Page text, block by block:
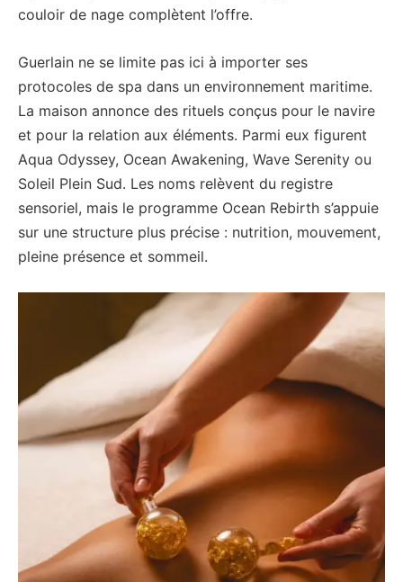
couloir de nage complètent l’offre.
Guerlain ne se limite pas ici à importer ses
protocoles de spa dans un environnement maritime.
La maison annonce des rituels conçus pour le navire
et pour la relation aux éléments. Parmi eux figurent
Aqua Odyssey, Ocean Awakening, Wave Serenity ou
Soleil Plein Sud. Les noms relèvent du registre
sensoriel, mais le programme Ocean Rebirth s’appuie
sur une structure plus précise : nutrition, mouvement,
pleine présence et sommeil.